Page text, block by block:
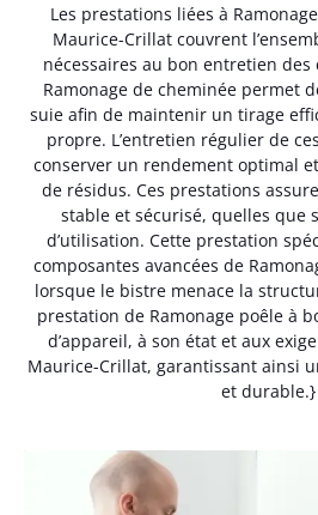
Les prestations liées à
Maurice-Crillat couvrent
nécessaires au bon entretien
Ramonage de cheminée permet
suie afin de maintenir un tirage
propre. L’entretien régulier de
conserver un rendement optimal et
de résidus. Ces prestations
stable et sécurisé, quelles que
d’utilisation. Cette prestation
composantes avancées de
lorsque le bistre menace la
prestation de Ramonage poêle à
d’appareil, à son état et aux
Maurice-Crillat, garantissant ainsi
et durable.}